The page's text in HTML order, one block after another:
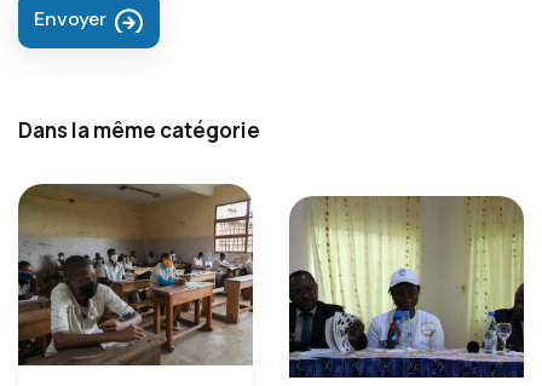
Envoyer
Dans la même catégorie